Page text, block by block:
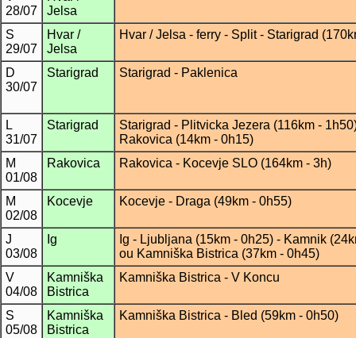
28/07
Jelsa
S
29/07
Hvar /
Jelsa
Hvar / Jelsa - ferry - Split - Starigrad
D
30/07
Starigrad Starigrad - Paklenica
L
31/07
Starigrad
Starigrad - Plitvicka Jezera (116km -
Rakovica (14km - 0h15)
M
01/08
Rakovica Rakovica - Kocevje SLO (164km - 3h)
M
02/08
Kocevje Kocevje - Draga (49km - 0h55)
J
03/08
Ig
Ig - Ljubljana (15km - 0h25) - Kamnik
ou Kamniška Bistrica (37km - 0h45)
V
04/08
Kamniška
Bistrica
Kamniška Bistrica - V Koncu
S
05/08
Kamniška
Bistrica
Kamniška Bistrica - Bled (59km - 0h50)